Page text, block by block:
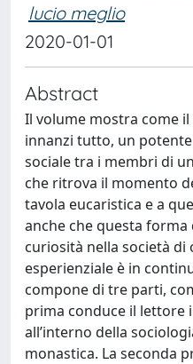
lucio meglio
2020-01-01
Abstract
Il volume mostra come
innanzi tutto, un
sociale tra i membri di
che ritrova il momento
tavola eucaristica e a
anche che questa
curiosità nella società
esperienziale è in
compone di tre parti,
prima conduce il lettore
all’interno della
monastica. La seconda